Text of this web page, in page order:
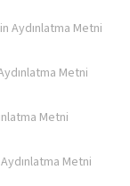
Aydınlatma Metni
Metni
Metni
Metni